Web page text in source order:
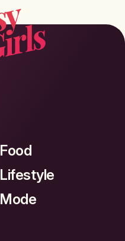
Food
Lifestyle
Mode